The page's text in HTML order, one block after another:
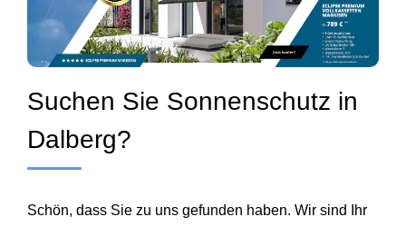
Suchen Sie Sonnenschutz in
Dalberg?
Schön, dass Sie zu uns gefunden haben. Wir sind Ihr